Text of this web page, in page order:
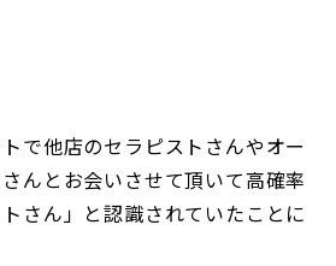
で他店のセラピストさんやオー
んとお会いさせて頂いて高確率
さん」と認識されていたことに